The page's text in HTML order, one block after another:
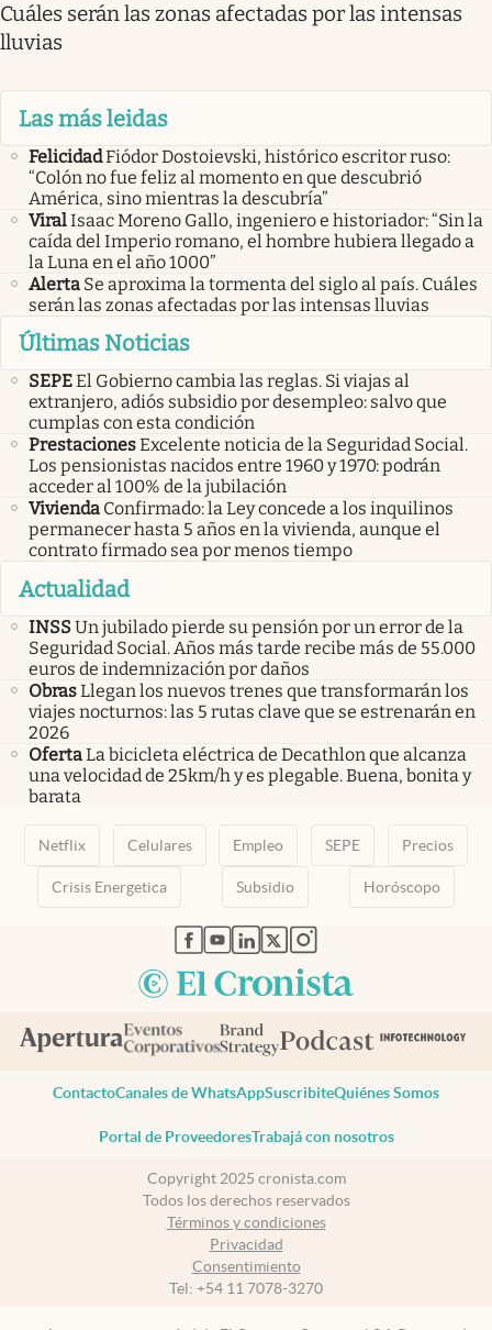
Cuáles serán las zonas afectadas por las intensas
lluvias
Las más leidas
FelicidadFiódor Dostoievski, histórico escritor ruso:
“Colón no fue feliz al momento en que descubrió
América, sino mientras la descubría”
ViralIsaac Moreno Gallo, ingeniero e historiador: “Sin la
caída del Imperio romano, el hombre hubiera llegado a
la Luna en el año 1000”
Alerta Se aproxima la tormenta del siglo al país. Cuáles
serán las zonas afectadas por las intensas lluvias
Últimas Noticias
SEPEEl Gobierno cambia las reglas. Si viajas al
extranjero, adiós subsidio por desempleo: salvo que
cumplas con esta condición
PrestacionesExcelente noticia de la Seguridad Social.
Los pensionistas nacidos entre 1960 y 1970: podrán
acceder al 100% de la jubilación
Vivienda Confirmado: la Ley concede a los inquilinos
permanecer hasta 5 años en la vivienda, aunque el
contrato firmado sea por menos tiempo
Actualidad
INSSUn jubilado pierde su pensión por un error de la
Seguridad Social. Años más tarde recibe más de 55.000
euros de indemnización por daños
ObrasLlegan los nuevos trenes que transformarán los
viajes nocturnos: las 5 rutas clave que se estrenarán en
2026
OfertaLa bicicleta eléctrica de Decathlon que alcanza
una velocidad de 25km/h y es plegable. Buena, bonita y
barata
Netflix Celulares Empleo SEPE Precios
Crisis Energetica Subsidio Horóscopo
abre en nueva pestaña
abre en nueva pestaña
abre en nueva pestaña
abre en nueva pestaña
abre en nueva pestaña
ContactoCanales de WhatsAppSuscribiteQuiénes Somos
Portal de ProveedoresTrabajá con nosotros
Copyright 2025 cronista.com
Todos los derechos reservados
Términos y condiciones
Privacidad
Consentimiento
Tel: +54 11 7078-3270